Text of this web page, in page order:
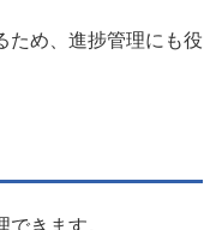
ため、進捗管理にも役